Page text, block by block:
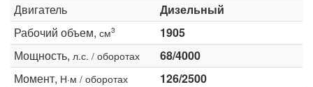
Двигатель
Дизельный
Рабочий объем, см3
1905
Мощность, л.с. / оборотах
68/4000
Момент, Н·м / оборотах
126/2500